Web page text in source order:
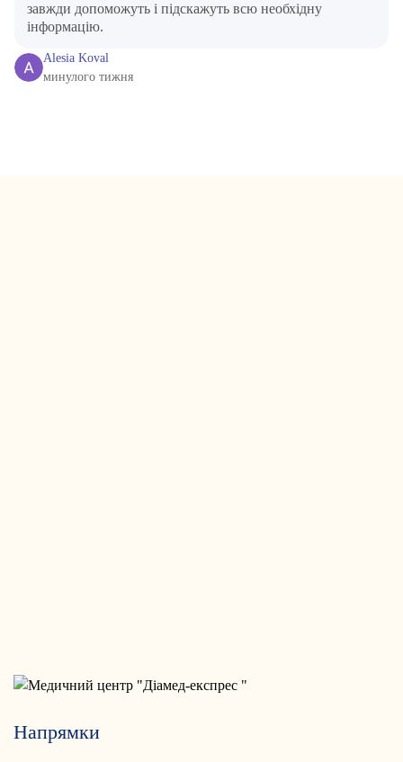
завжди допоможуть і підскажуть всю необхідну
інформацію.
Alesia Koval
минулого тижня
Напрямки